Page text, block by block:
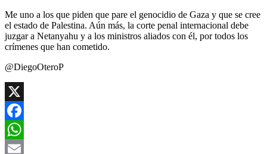
Me uno a los que piden que pare el genocidio de Gaza y que se cree
el estado de Palestina. Aún más, la corte penal internacional debe
juzgar a Netanyahu y a los ministros aliados con él, por todos los
crímenes que han cometido.
@DiegoOteroP
X
Facebook
WhatsApp